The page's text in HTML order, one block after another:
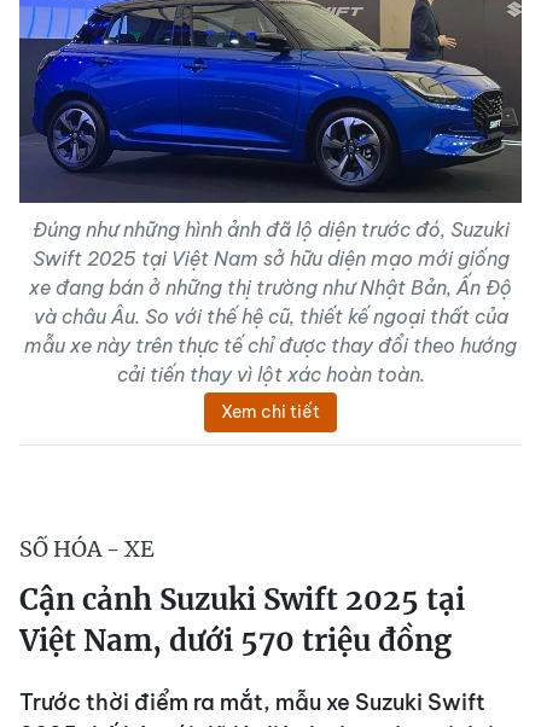
Đúng như những hình ảnh đã lộ diện trước đó, Suzuki
Swift 2025 tại Việt Nam sở hữu diện mạo mới giống
xe đang bán ở những thị trường như Nhật Bản, Ấn Độ
và châu Âu. So với thế hệ cũ, thiết kế ngoại thất của
mẫu xe này trên thực tế chỉ được thay đổi theo hướng
cải tiến thay vì lột xác hoàn toàn.
Xem chi tiết
SỐ HÓA - XE
Cận cảnh Suzuki Swift 2025 tại
Việt Nam, dưới 570 triệu đồng
Trước thời điểm ra mắt, mẫu xe Suzuki Swift